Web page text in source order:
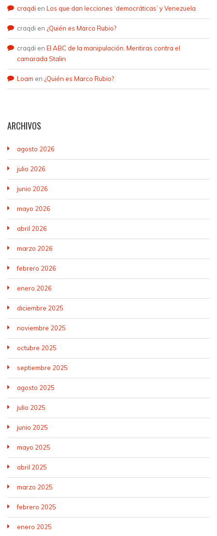
craqdi en Los que dan lecciones ‘democráticas’ y Venezuela
craqdi en ¿Quién es Marco Rubio?
craqdi en El ABC de la manipulación. Mentiras contra el
camarada Stalin
Loam en ¿Quién es Marco Rubio?
ARCHIVOS
agosto 2026
julio 2026
junio 2026
mayo 2026
abril 2026
marzo 2026
febrero 2026
enero 2026
diciembre 2025
noviembre 2025
octubre 2025
septiembre 2025
agosto 2025
julio 2025
junio 2025
mayo 2025
abril 2025
marzo 2025
febrero 2025
enero 2025